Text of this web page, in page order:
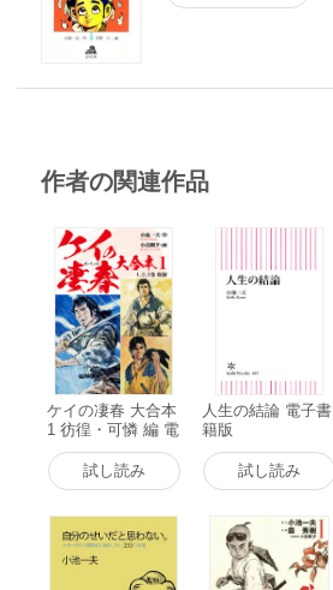
作者の関連作品
ケイの凄春 大合本
1 彷徨・可憐 編 電
子書籍版
試し読み
人生の結論 電子書
籍版
試し読み